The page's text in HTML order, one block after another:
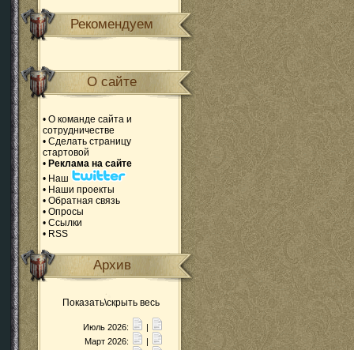
Рекомендуем
О сайте
• О команде сайта и
сотрудничестве
• Сделать страницу
стартовой
• Реклама на сайте
• Наш
• Наши проекты
• Обратная связь
• Опросы
• Ссылки
• RSS
Архив
Показать\скрыть весь
Июль 2026:
|
Март 2026:
|